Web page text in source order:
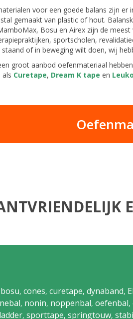
voor een goede balans zijn er
gemaakt van plastic of hout.
Bosu en Airex zijn de
sportscholen,
staand of in beweging wilt doen, wij
groot aanbod oefenmateriaal
als Curetape, Dream K tape en
bosu, cones, curetape, dynaband,
, nonin, noppenbal, oefenbal,
, sporttape, springtouw,